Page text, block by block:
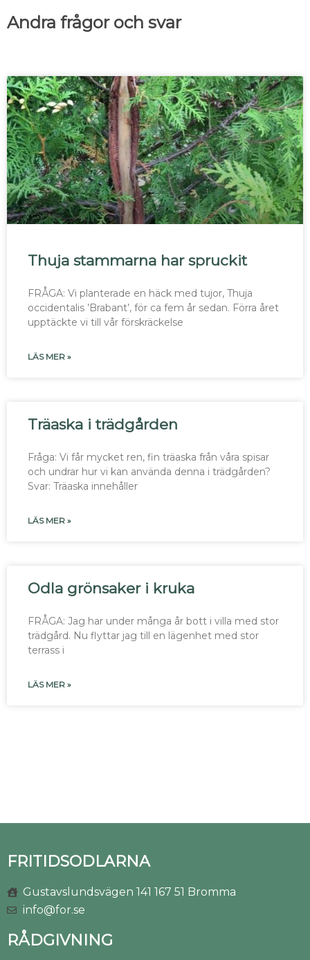
Andra frågor och svar
Thuja stammarna har spruckit
FRÅGA: Vi planterade en häck med tujor, Thuja
occidentalis ’Brabant’, för ca fem år sedan. Förra året
upptäckte vi till vår förskräckelse
LÄS MER »
Träaska i trädgården
Fråga: Vi får mycket ren, fin träaska från våra spisar
och undrar hur vi kan använda denna i trädgården?
Svar: Träaska innehåller
LÄS MER »
Odla grönsaker i kruka
FRÅGA: Jag har under många år bott i villa med stor
trädgård. Nu flyttar jag till en lägenhet med stor
terrass i
LÄS MER »
FRITIDSODLARNA
Gustavslundsvägen 141 167 51 Bromma
info@for.se
RÅDGIVNING